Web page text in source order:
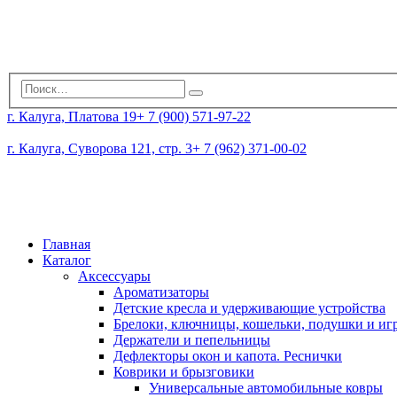
г. Калуга, Платова 19+ 7 (900) 571-97-22
г. Калуга, Суворова 121, стр. 3+ 7 (962) 371-00-02
Главная
Каталог
Аксессуары
Ароматизаторы
Детские кресла и удерживающие устройства
Брелоки, ключницы, кошельки, подушки и
Держатели и пепельницы
Дефлекторы окон и капота. Реснички
Коврики и брызговики
Универсальные автомобильные ковры